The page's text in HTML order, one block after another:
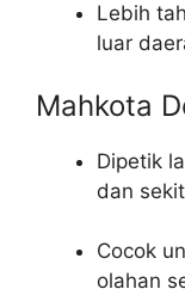
Lebih
luar
Mahkota
Dipetik
dan
Cocok
olahan